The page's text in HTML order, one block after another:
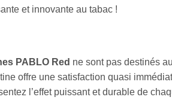
et innovante au tabac !
PABLO Red ne sont pas destinés
offre une satisfaction quasi
l’effet puissant et durable de